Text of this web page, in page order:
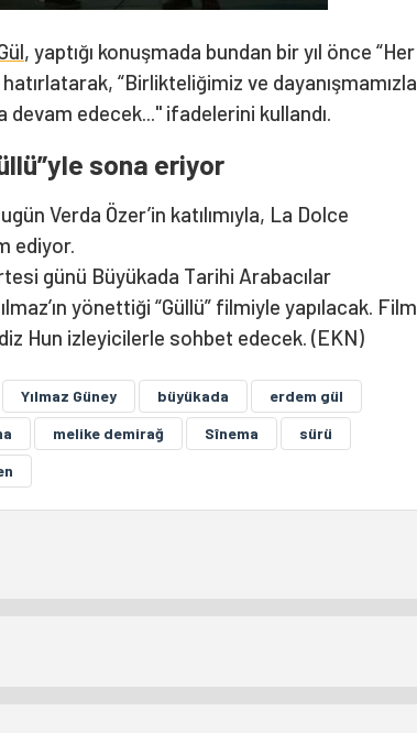
, yaptığı konuşmada bundan bir yıl önce “Her
“Birlikteliğimiz ve dayanışmamızla
edecek..." ifadelerini kullandı.
sona eriyor
Verda Özer’in katılımıyla, La Dolce
ediyor.
günü Büyükada Tarihi Arabacılar
yönettiği “Güllü” filmiyle yapılacak. Film
Hun izleyicilerle sohbet edecek. (EKN)
Yılmaz Güney büyükada
erdem gül
melike demirağ Sînema
sürü